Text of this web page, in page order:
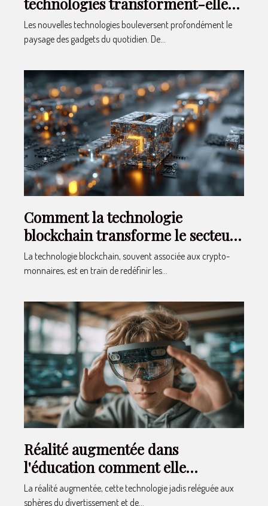
le marché des gadgets ?
Les nouvelles technologies bouleversent profondément le
paysage des gadgets du quotidien. De...
Comment la technologie
blockchain transforme le secteur
bancaire perspectives et cas
d'usage emergents
La technologie blockchain, souvent associée aux crypto-
monnaires, est en train de redéfinir les...
Réalité augmentée dans
l'éducation comment elle
transforme l'apprentissage
La réalité augmentée, cette technologie jadis reléguée aux
sphères du divertissement et de...